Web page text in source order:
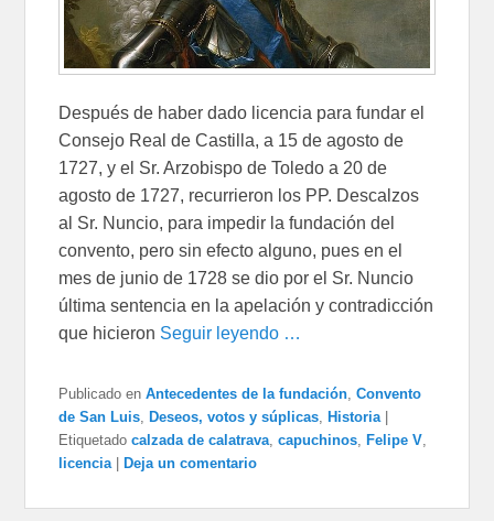
Después de haber dado licencia para fundar el
Consejo Real de Castilla, a 15 de agosto de
1727, y el Sr. Arzobispo de Toledo a 20 de
agosto de 1727, recurrieron los PP. Descalzos
al Sr. Nuncio, para impedir la fundación del
convento, pero sin efecto alguno, pues en el
mes de junio de 1728 se dio por el Sr. Nuncio
última sentencia en la apelación y contradicción
que hicieron Seguir leyendo …
Publicado en Antecedentes de la fundación,Convento
de San Luis, Deseos, votos y súplicas, Historia
Etiquetado calzada de calatrava,capuchinos, Felipe V,
licencia
Deja un comentario